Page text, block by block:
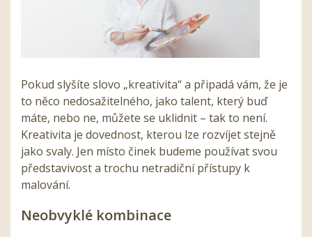
Pokud slyšíte slovo „kreativita“ a připadá vám, že je
to něco nedosažitelného, jako talent, který buď
máte, nebo ne, můžete se uklidnit – tak to není.
Kreativita je dovednost, kterou lze rozvíjet stejně
jako svaly. Jen místo činek budeme používat svou
představivost a trochu netradiční přístupy k
malování.
Neobvyklé kombinace